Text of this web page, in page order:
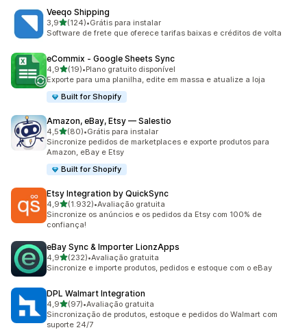
Veeqo Shipping
3,9de 5 estrelas
(124)
124 avaliações ao todo
•Grátis para instalar
Software de frete que oferece tarifas baixas e créditos de volta
eCommix ‑ Google Sheets Sync
4,9de 5 estrelas
(19)
19 avaliações ao todo
•Plano gratuito disponível
Exporte para uma planilha, edite em massa e atualize a loja
Built for Shopify
Amazon, eBay, Etsy — Salestio
4,5de 5 estrelas
(80)
80 avaliações ao todo
•Grátis para instalar
Sincronize pedidos de marketplaces e exporte produtos para
Amazon, eBay e Etsy
Built for Shopify
Etsy Integration by QuickSync
4,9de 5 estrelas
(1.932)
1932 avaliações ao todo
•Avaliação gratuita
Sincronize os anúncios e os pedidos da Etsy com 100% de
confiança!
eBay Sync & Importer LionzApps
4,9de 5 estrelas
(232)
232 avaliações ao todo
•Avaliação gratuita
Sincronize e importe produtos, pedidos e estoque com o eBay
DPL Walmart Integration
4,9de 5 estrelas
(97)
97 avaliações ao todo
•Avaliação gratuita
Sincronização de produtos, estoque e pedidos do Walmart com
suporte 24/7